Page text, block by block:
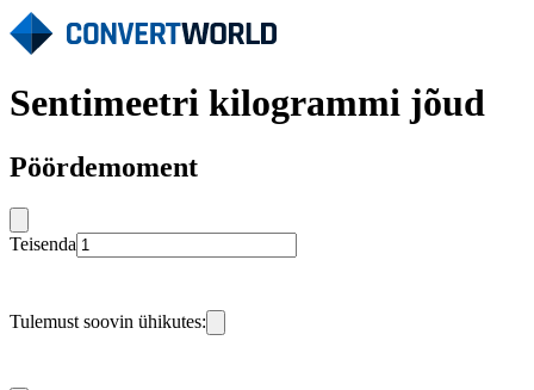
Sentimeetri kilogrammi jõud
Pöördemoment
Teisenda
Tulemust soovin ühikutes: